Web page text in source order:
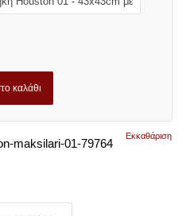
Εκκαθάριση
καλάθι
maksilari-01-79764